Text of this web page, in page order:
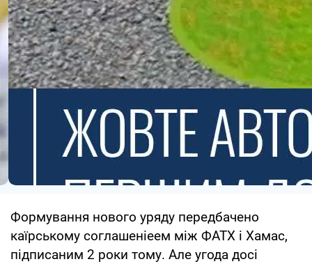
Формування нового уряду передбачено
каїрському соглашеніеем між ФАТХ і Хамас,
підписаним 2 роки тому. Але угода досі